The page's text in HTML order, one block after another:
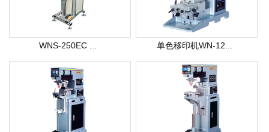
WNS-250EC ... 单色移印机WN-12...